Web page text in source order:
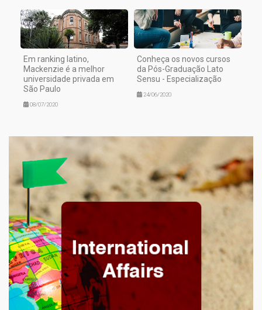
Em ranking latino,
Mackenzie é a melhor
universidade privada em
São Paulo
08/07/2020
Conheça os novos cursos
da Pós-Graduação Lato
Sensu - Especialização
24/06/2020